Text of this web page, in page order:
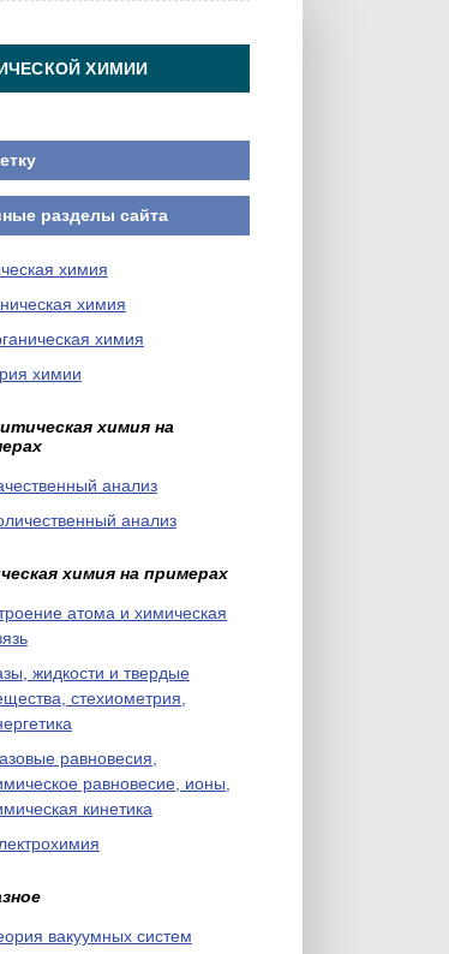
ХИМИИ
разделы сайта
химия
химия
химия
химии
химия на
анализ
анализ
химия на примерах
атома и химическая
жидкости и твердые
стехиометрия,
равновесия,
равновесие, ионы,
кинетика
вакуумных систем